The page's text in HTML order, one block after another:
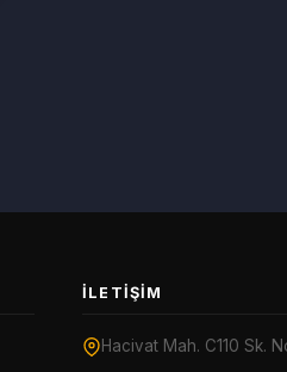
İLETIŞIM
Hacivat Mah. C110 Sk.